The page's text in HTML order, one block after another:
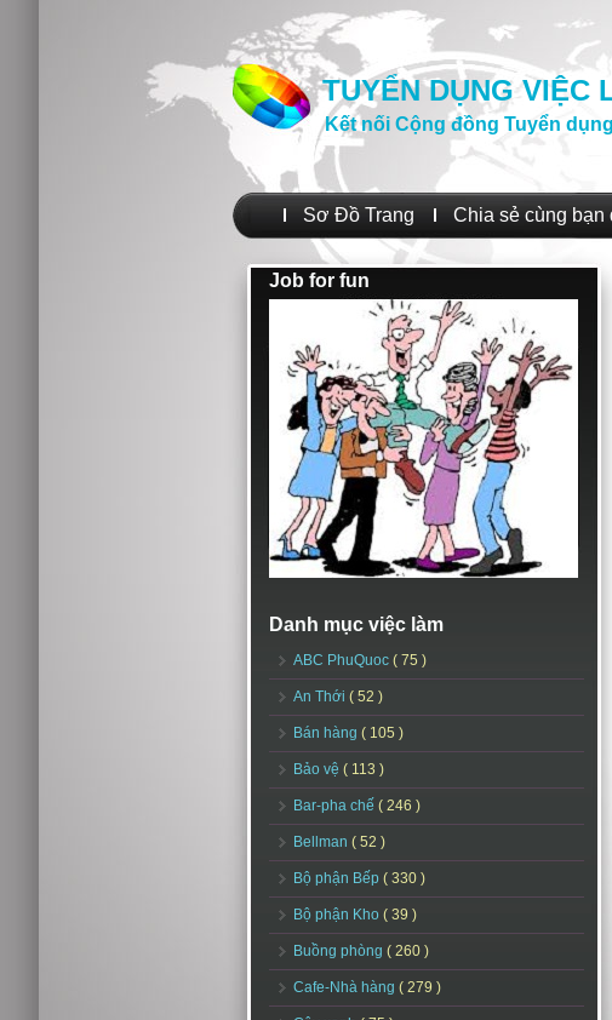
TUYỂN DỤNG VIỆC
Kết nối Cộng đồng Tuyển
Sơ Đồ Trang Chia sẻ cùng bạn
Job for fun
Danh mục việc làm
ABC PhuQuoc ( 75 )
An Thới ( 52 )
Bán hàng ( 105 )
Bảo vệ ( 113 )
Bar-pha chế ( 246 )
Bellman ( 52 )
Bộ phận Bếp ( 330 )
Bộ phận Kho ( 39 )
Buồng phòng ( 260 )
Cafe-Nhà hàng ( 279 )